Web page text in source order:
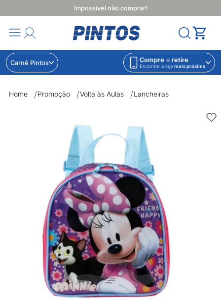
Impossível não comprar!
Carnê Pintos Compre e retire
Encontre a loja mais próxima
Home Promoção Volta às Aulas Lancheiras